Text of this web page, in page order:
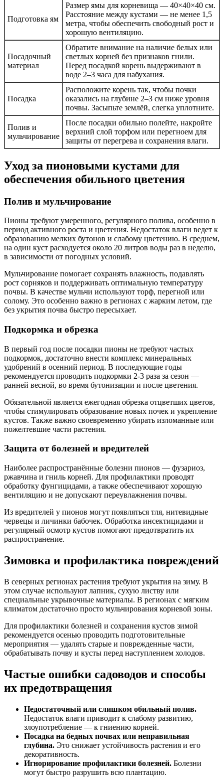
Подготовка ям
Размер ямы для корневища — 40×40×40 см.
Расстояние между кустами — не менее 1,5
метра, чтобы обеспечить свободный рост и
хорошую вентиляцию.
Посадочный
материал
Обратите внимание на наличие белых или
светлых корней без признаков гнили.
Перед посадкой корень выдерживают в
воде 2–3 часа для набухания.
Посадка
Расположите корень так, чтобы почки
оказались на глубине 2–3 см ниже уровня
почвы. Засыпьте землёй, слегка уплотните.
Полив и
мульчирование
После посадки обильно полейте, накройте
верхний слой торфом или перегноем для
защиты от перегрева и сохранения влаги.
Уход за пионовыми кустами для
обеспечения обильного цветения
Полив и мульчирование
Пионы требуют умеренного, регулярного полива, особенно в
период активного роста и цветения. Недостаток влаги ведет к
образованию мелких бутонов и слабому цветению. В среднем,
на один куст расходуется около 20 литров воды раз в неделю,
в зависимости от погодных условий.
Мульчирование помогает сохранять влажность, подавлять
рост сорняков и поддерживать оптимальную температуру
почвы. В качестве мульчи используют торф, перегной или
солому. Это особенно важно в регионах с жарким летом, где
без укрытия почва быстро пересыхает.
Подкормка и обрезка
В первый год после посадки пионы не требуют частых
подкормок, достаточно внести комплекс минеральных
удобрений в осенний период. В последующие годы
рекомендуется проводить подкормки 2-3 раза за сезон —
ранней весной, во время бутонизации и после цветения.
Обязательной является ежегодная обрезка отцветших цветов,
чтобы стимулировать образование новых почек и укрепление
кустов. Также важно своевременно убирать изломанные или
пожелтевшие части растения.
Защита от болезней и вредителей
Наиболее распространённые болезни пионов — фузариоз,
ржавчина и гниль корней. Для профилактики проводят
обработку фунгицидами, а также обеспечивают хорошую
вентиляцию и не допускают переувлажнения почвы.
Из вредителей у пионов могут появляться тля, нитевидные
червецы и личинки бабочек. Обработка инсектицидами и
регулярный осмотр кустов помогают предотвратить их
распространение.
Зимовка и профилактика повреждений
В северных регионах растения требуют укрытия на зиму. В
этом случае используют лапник, сухую листву или
специальные укрывочные материалы. В регионах с мягким
климатом достаточно просто мульчирования корневой зоны.
Для профилактики болезней и сохранения кустов зимой
рекомендуется осенью проводить подготовительные
мероприятия — удалять старые и поврежденные части,
обрабатывать почву и кусты перед наступлением холодов.
Частые ошибки садоводов и способы
их предотвращения
Недостаточный или слишком обильный полив.
Недостаток влаги приводит к слабому развитию,
злоупотребление — к гниению корней.
Посадка на бедных почвах или неправильная
глубина. Это снижает устойчивость растения и его
декоративность.
Игнорирование профилактики болезней. Болезни
могут быстро разрушить всю плантацию.